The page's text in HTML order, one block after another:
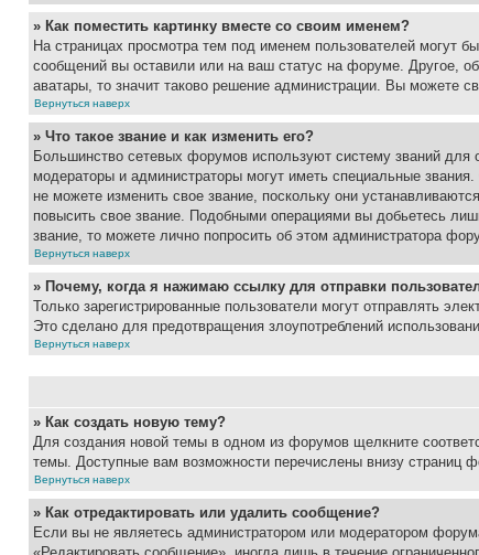
» Как поместить картинку вместе со своим именем?
На страницах просмотра тем под именем пользователей могут
сообщений вы оставили или на ваш статус на форуме. Другое,
аватары, то значит таково решение администрации. Вы можете
Вернуться наверх
» Что такое звание и как изменить его?
Большинство сетевых форумов используют систему званий для
модераторы и администраторы могут иметь специальные
не можете изменить свое звание, поскольку они
повысить свое звание. Подобными операциями вы добьетесь
звание, то можете лично попросить об этом администратора
Вернуться наверх
» Почему, когда я нажимаю ссылку для отправки
Только зарегистрированные пользователи могут отправлять
Это сделано для предотвращения злоупотреблений
Вернуться наверх
» Как создать новую тему?
Для создания новой темы в одном из форумов щелкните
темы. Доступные вам возможности перечислены внизу страниц
Вернуться наверх
» Как отредактировать или удалить сообщение?
Если вы не являетесь администратором или модератором